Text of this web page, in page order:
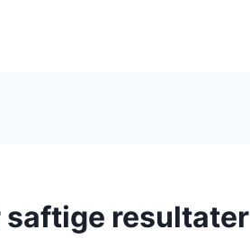
saftige resultater